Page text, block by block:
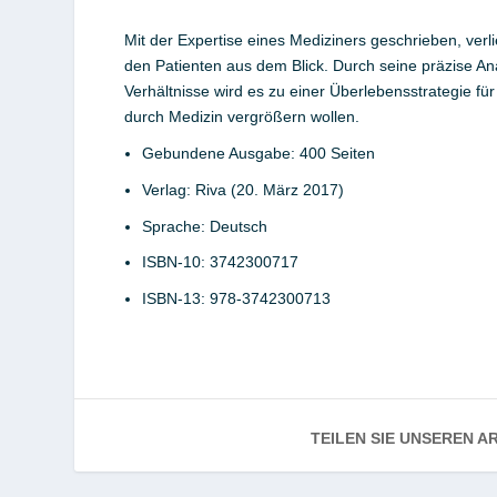
Mit der Expertise eines Mediziners geschrieben,
den Patienten aus dem Blick. Durch seine präzise
Verhältnisse wird es zu einer Überlebensstrategie
durch Medizin vergrößern wollen.
Gebundene Ausgabe: 400 Seiten
Verlag: Riva (20. März 2017)
Sprache: Deutsch
ISBN-10: 3742300717
ISBN-13: 978-3742300713
TEILEN SIE UNSEREN